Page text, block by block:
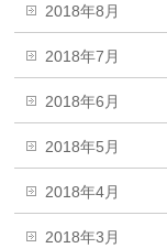
2018年8月
2018年7月
2018年6月
2018年5月
2018年4月
2018年3月